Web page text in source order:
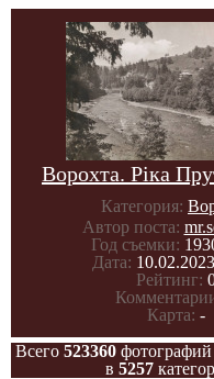
Ворохта. Ріка
Категория:
Автор поста:
Год съемки:
Дата:
Рейтинг:
Карта: -
Всего 523360фотографий
в 5257